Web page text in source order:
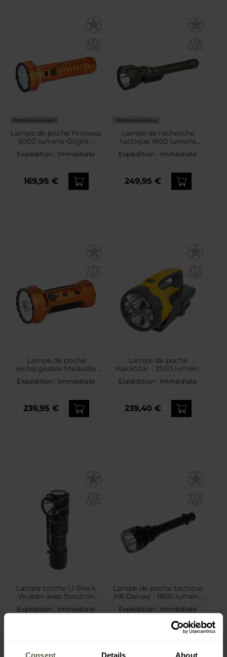
Consent Details About
PERSONNALISABLE
Lampe de poche Prowess
5000 lumens Olight -
Orange
Expédition : Immédiate
169,95 €
PERSONNALISABLE
Lampe de recherche
tactique 1800 lumens
Javelot Turbo 2 Olight -
OD Green
Expédition : Immédiate
249,95 €
Lampe de poche
rechargeable Marauder
Mini 2 - 10000 lumens,
portée 750 m Olight -
Expédition : Immédiate
239,95 €
Lampe de poche
HawkStar - 2500 lumens
NightSearcher
Expédition : Immédiate
239,40 €
Lampe torche L1 Black
Wuben avec fonction
powerbank 2000 lumens
Expédition : Immédiate
Lampe de poche tactique
H8 Deluxe - 1800 lumens
Wuben
Expédition : Immédiate